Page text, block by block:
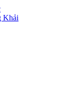
Khải